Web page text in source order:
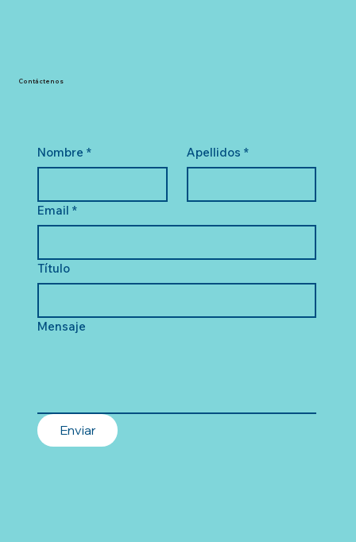
Nombre * Apellidos *
Email *
Título
Mensaje
Enviar
Contáctenos